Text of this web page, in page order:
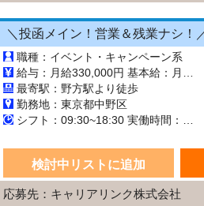
職種：イベント・キャンペーン系
最寄駅：野方駅より徒歩
勤務地：東京都中野区
検討中リストに追加
応募先：キャリアリンク株式会社